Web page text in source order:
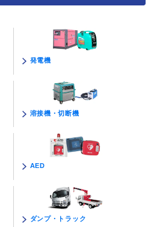
発電機
溶接機・切断機
AED
ダンプ・トラック